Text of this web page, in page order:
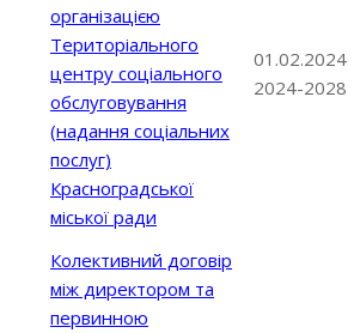
організацією
Територіального
центру соціального
обслуговування
(надання соціальних
послуг)
Красноградської
міської ради
01.02.2024
2024-2028
Колективний договір
між директором та
первинною